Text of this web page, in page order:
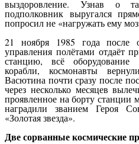
выздоровление. Узнав о
подполковник выругался
попросил не «нагружать ему
21 ноября 1985 года после
управления полётами отдаёт
станцию, всё оборудование
корабли, космонавты
Васютина почти сразу после
через несколько месяцев
проявленное на борту станции
наградили званием Героя
«Золотая звезда».
Две сорванные космические